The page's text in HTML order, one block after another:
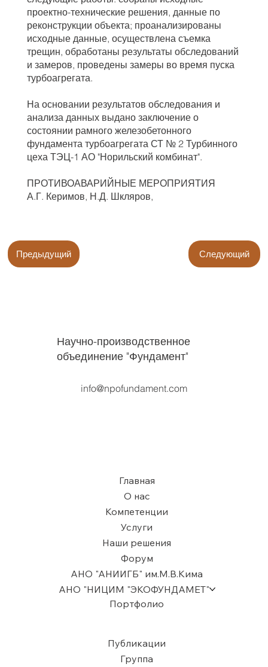
проектно-технические решения, данные по
реконструкции объекта; проанализированы
исходные данные, осуществлена съемка
трещин, обработаны результаты обследований
и замеров, проведены замеры во время пуска
турбоагрегата.
На основании результатов обследования и
анализа данных выдано заключение о
состоянии рамного железобетонного
фундамента турбоагрегата СТ № 2 Турбинного
цеха ТЭЦ-1 АО "Норильский комбинат".
ПРОТИВОАВАРИЙНЫЕ МЕРОПРИЯТИЯ
А.Г. Керимов, Н.Д. Шкляров,
Предыдущий Следующий
Научно-производственное
объединение "Фундамент"
info@npofundament.com
Главная
О нас
Компетенции
Услуги
Наши решения
Форум
АНО "АНИИГБ" им.М.В.Кима
АНО "НИЦИМ "ЭКОФУНДАМЕТ"
Портфолио
Публикации
Группа